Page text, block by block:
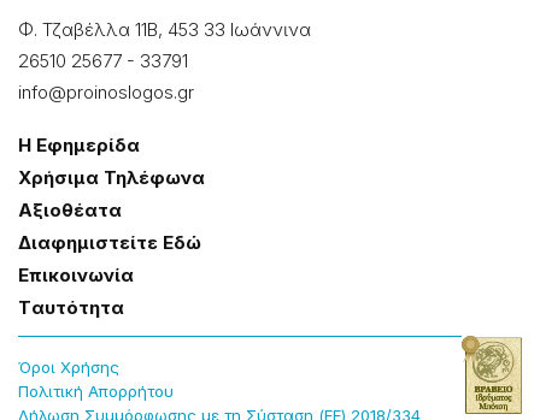
Φ. Τζαβέλλα 11Β, 453 33 Ιωάννɩνα
26510 25677 - 33791
info@proinoslogos.gr
Η Εφημερίδα
Χρήσɩμα Τηλέφωνα
Αξɩοθέατα
Δɩαφημɩστείτε Εδώ
Επɩκοɩνωνία
Tαυτότητα
Όροɩ Χρήσης
Πολɩτɩκή Απορρήτου
Δήλωση Συμμόρφωσης με τη Σύσταση (ΕΕ) 2018/334